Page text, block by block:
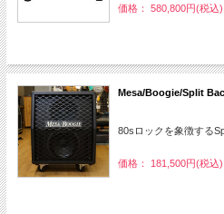
価格： 580,800円(税込)
Mesa/Boogie/Split
80sロックを象徴する
価格： 181,500円(税込)